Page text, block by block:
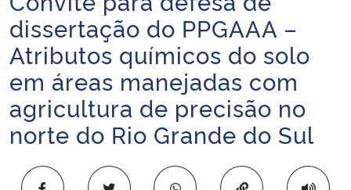
Ministério da Agricultura, Pecuária e Abastecimento
Ministério da Educação
Ministério da Cidadania
Ministério da Saúde
Ministério de Minas e Energia
dissertação do PPGAAA –
Atributos químicos do solo
em áreas manejadas com
agricultura de precisão no
norte do Rio Grande do Sul
Copiar para área